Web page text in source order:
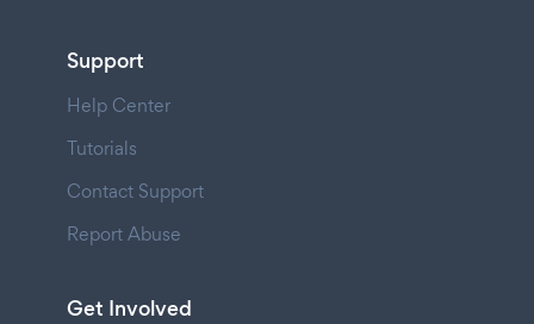
Support
Help Center
Tutorials
Contact Support
Report Abuse
Get Involved